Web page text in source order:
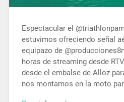
Espectacular el
estuvimos ofreciendo señal
equipazo de
horas de streaming desde
desde el embalse de Alloz
nos montamos en la moto